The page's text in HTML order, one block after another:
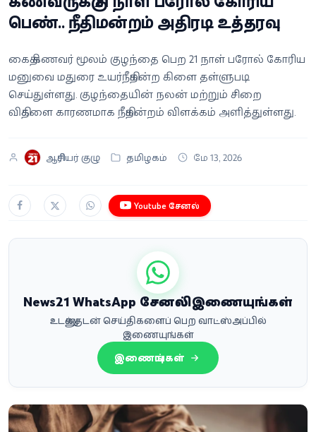
பெண்.. நீதிமன்றம் அதிரடி உத்தரவு
கைதி கணவர் மூலம் குழந்தை பெற 21 நாள் பரோல் கோரிய
மனுவை மதுரை உயர்நீதிமன்ற கிளை தள்ளுபடி
செய்துள்ளது. குழந்தையின் நலன் மற்றும் சிறை
விதிகளை காரணமாக நீதிமன்றம் விளக்கம் அளித்துள்ளது.
ஆசிரியர் குழு தமிழகம் மே 13, 2026
Youtube சேனல்
News21 WhatsApp சேனலில் இணையுங்கள்
உடனுக்குடன் செய்திகளைப் பெற வாட்ஸ்அப்பில்
இணையுங்கள்
இணையுங்கள்